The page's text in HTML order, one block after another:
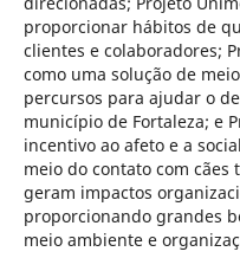
proporcionar hábitos de
clientes e colaboradores;
como uma solução de
percursos para ajudar o
município de Fortaleza; e
incentivo ao afeto e a
meio do contato com cães
geram impactos
proporcionando grandes
meio ambiente e